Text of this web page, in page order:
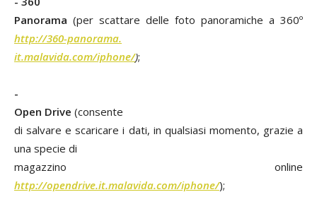
Panorama (per scattare delle foto panoramiche a 360º
http://360-panorama.
it.malavida.com/iphone/);
-
Open Drive (consente
di salvare e scaricare i dati, in qualsiasi momento, grazie a
una specie di
magazzino online
http://opendrive.it.malavida.com/iphone/);